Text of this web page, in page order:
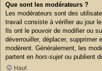
Que sont les modérateurs ?
Les modérateurs sont des
travail consiste à vérifier au jour
Ils ont le pouvoir de modifier ou
déverrouiller, déplacer, supprimer
modèrent. Généralement, les
partent en hors-sujet ou publient
Haut